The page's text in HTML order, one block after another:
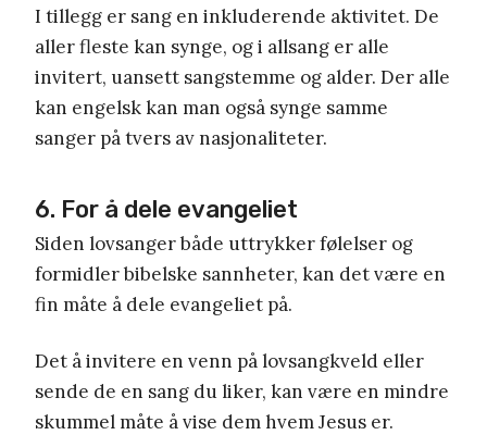
I tillegg er sang en inkluderende aktivitet. De
aller fleste kan synge, og i allsang er alle
invitert, uansett sangstemme og alder. Der alle
kan engelsk kan man også synge samme
sanger på tvers av nasjonaliteter.
6. For å dele evangeliet
Siden lovsanger både uttrykker følelser og
formidler bibelske sannheter, kan det være en
fin måte å dele evangeliet på.
Det å invitere en venn på lovsangkveld eller
sende de en sang du liker, kan være en mindre
skummel måte å vise dem hvem Jesus er.